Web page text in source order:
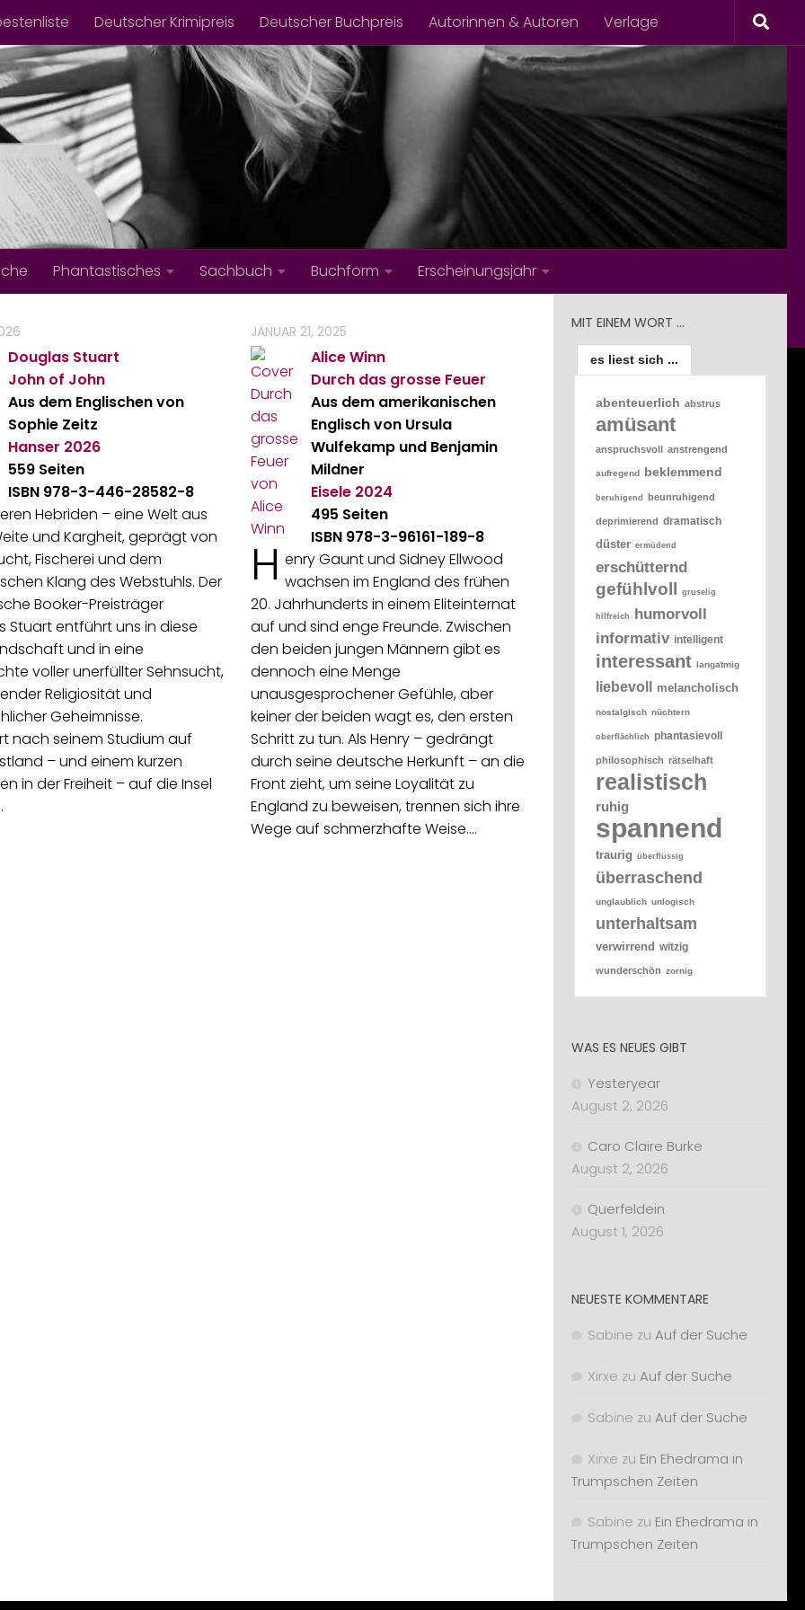
Deutscher Krimipreis Deutscher Buchpreis Autorinnen & Autoren Verlage
Phantastisches Sachbuch Buchform Erscheinungsjahr
Douglas Stuart
John of John
Aus dem Englischen von
Sophie Zeitz
Hanser 2026
559 Seiten
ISBN 978-3-446-28582-8
Hebriden – eine Welt aus
und Kargheit, geprägt von
Fischerei und dem
Klang des Webstuhls. Der
Booker-Preisträger
Stuart entführt uns in diese
und in eine
voller unerfüllter Sehnsucht,
Religiosität und
Geheimnisse.
nach seinem Studium auf
– und einem kurzen
in der Freiheit – auf die Insel
JANUAR 21, 2025
Alice Winn
Durch das grosse Feuer
Aus dem amerikanischen
Englisch von Ursula
Wulfekamp und Benjamin
Mildner
Eisele 2024
495 Seiten
ISBN 978-3-96161-189-8
H enry Gaunt und Sidney Ellwood
wachsen im England des frühen
20. Jahrhunderts in einem Eliteinternat
auf und sind enge Freunde. Zwischen
den beiden jungen Männern gibt es
dennoch eine Menge
unausgesprochener Gefühle, aber
keiner der beiden wagt es, den ersten
Schritt zu tun. Als Henry – gedrängt
durch seine deutsche Herkunft – an die
Front zieht, um seine Loyalität zu
England zu beweisen, trennen sich ihre
Wege auf schmerzhafte Weise.…
MIT EINEM WORT …
es liest sich ...
abenteuerlich abstrus
amüsant
anspruchsvoll anstrengend
aufregend beklemmend
beruhigend beunruhigend
deprimierend dramatisch
düster ermüdend
erschütternd
gefühlvoll gruselig
hilfreich
humorvoll
informativ intelligent
interessant langatmig
liebevoll melancholisch
nostalgisch nüchtern
oberflächlich phantasievoll
philosophisch rätselhaft
realistisch
ruhig
spannend
traurig überflüssig
überraschend
unglaublich unlogisch
unterhaltsam
verwirrend witzig
wunderschön zornig
WAS ES NEUES GIBT
Yesteryear
August 2, 2026
Caro Claire Burke
August 2, 2026
Querfeldein
August 1, 2026
NEUESTE KOMMENTARE
Sabine zu Auf der Suche
Xirxe zu Auf der Suche
Sabine zu Auf der Suche
Xirxe zu Ein Ehedrama in
Trumpschen Zeiten
Sabine zu Ein Ehedrama in
Trumpschen Zeiten